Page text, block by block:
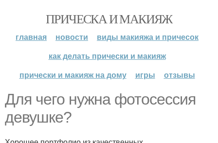
ПРИЧЕСКА И МАКИЯЖ
главная новости
виды макияжа и причесок
как делать прически и макияж
прически и макияж на дому
игры отзывы
Для чего нужна фотосессия
девушке?